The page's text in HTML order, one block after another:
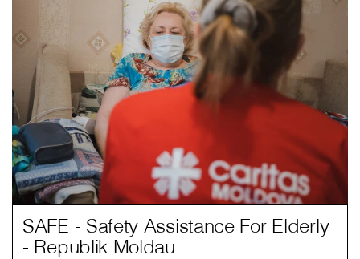
SAFE - Safety Assistance For Elderly
- Republik Moldau